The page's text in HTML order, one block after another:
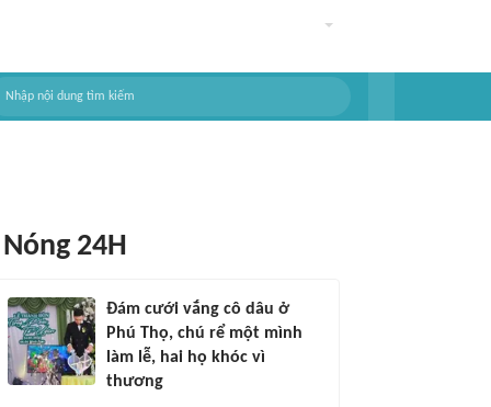
Nóng 24H
Đám cưới vắng cô dâu ở
Phú Thọ, chú rể một mình
làm lễ, hai họ khóc vì
thương